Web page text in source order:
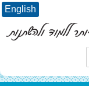
English